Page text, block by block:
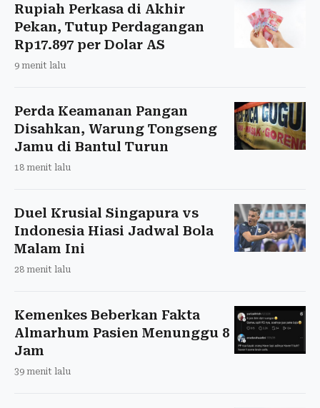
Rupiah Perkasa di Akhir
Pekan, Tutup Perdagangan
Rp17.897 per Dolar AS
9 menit lalu
Perda Keamanan Pangan
Disahkan, Warung Tongseng
Jamu di Bantul Turun
18 menit lalu
Duel Krusial Singapura vs
Indonesia Hiasi Jadwal Bola
Malam Ini
28 menit lalu
Kemenkes Beberkan Fakta
Almarhum Pasien Menunggu 8
Jam
39 menit lalu